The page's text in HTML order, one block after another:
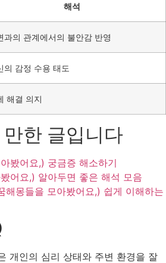
해석
과의 관계에서의 불안감 반영
의 감정 수용 태도
해결 의지
한 글입니다
봤어요,) 궁금증 해소하기
어요,) 알아두면 좋은 해석 모음
해몽들을 모아봤어요,) 쉽게 이해하는
개인의 심리 상태와 주변 환경을 잘